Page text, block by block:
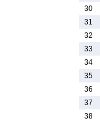
30
31
32
33
34
35
36
37
38